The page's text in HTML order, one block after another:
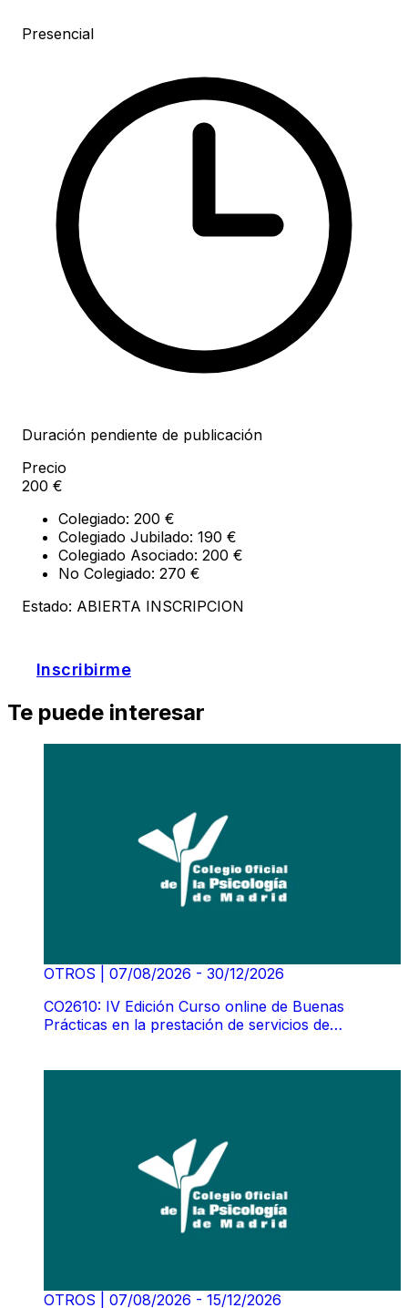
Presencial
Duración pendiente de publicación
Precio
200 €
Colegiado: 200 €
Colegiado Jubilado: 190 €
Colegiado Asociado: 200 €
No Colegiado: 270 €
Estado: ABIERTA INSCRIPCION
Inscribirme
Te puede interesar
OTROS
07/08/2026 - 30/12/2026
CO2610: IV Edición Curso online de Buenas
Prácticas en la prestación de servicios de
OTROS
07/08/2026 - 15/12/2026